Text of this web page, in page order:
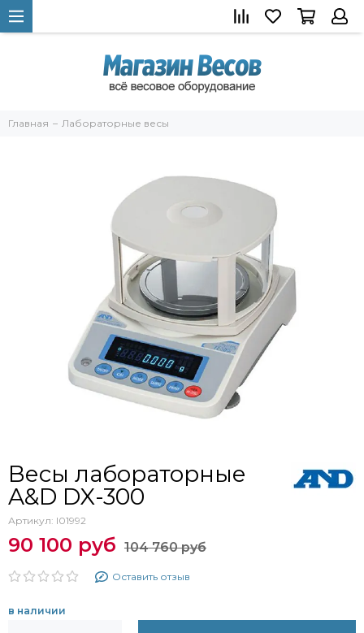
Главная Лабораторные весы
Весы лабораторные
A&D DX-300
Артикул: I01992
90 100 руб 104 760 руб
Оставить отзыв
в наличии